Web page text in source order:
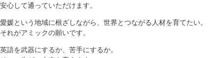
安心して通っていただけます。
愛媛という地域に根ざしながら、世界とつながる人材を育てたい。
それがアミックの願いです。
英語を武器にするか、苦手にするか。